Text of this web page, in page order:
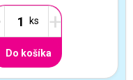
+
Do košíka